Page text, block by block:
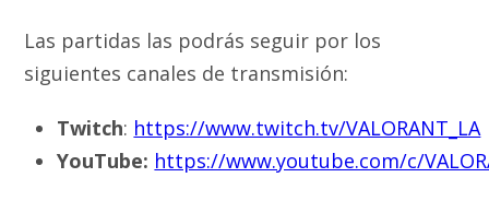
Las partidas las podrás seguir por los
siguientes canales de transmisión:
Twitch: https://www.twitch.tv/VALORANT_LA
YouTube: https://www.youtube.com/c/